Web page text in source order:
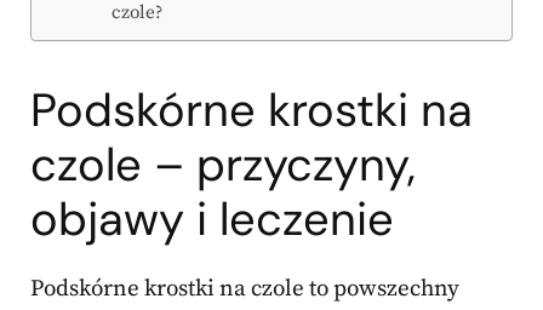
czole?
Podskórne krostki na
czole – przyczyny,
objawy i leczenie
Podskórne krostki na czole to powszechny